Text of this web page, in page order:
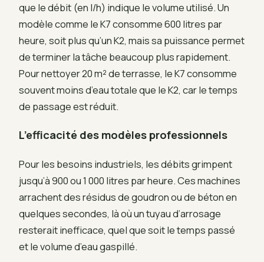
que le débit (en l/h) indique le volume utilisé. Un
modèle comme le K7 consomme 600 litres par
heure, soit plus qu’un K2, mais sa puissance permet
de terminer la tâche beaucoup plus rapidement.
Pour nettoyer 20 m² de terrasse, le K7 consomme
souvent moins d’eau totale que le K2, car le temps
de passage est réduit.
L’efficacité des modèles professionnels
Pour les besoins industriels, les débits grimpent
jusqu’à 900 ou 1 000 litres par heure. Ces machines
arrachent des résidus de goudron ou de béton en
quelques secondes, là où un tuyau d’arrosage
resterait inefficace, quel que soit le temps passé
et le volume d’eau gaspillé.